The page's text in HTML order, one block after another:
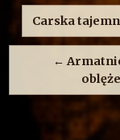
wpisu
Carska
←